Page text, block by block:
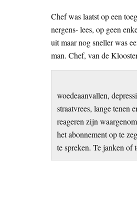
Chef was laatst op een
nergens- lees, op geen
uit maar nog sneller was
man. Chef, van de
woedeaanvallen,
straatvrees, lange tenen
reageren zijn
het abonnement op te
te spreken. Te janken of